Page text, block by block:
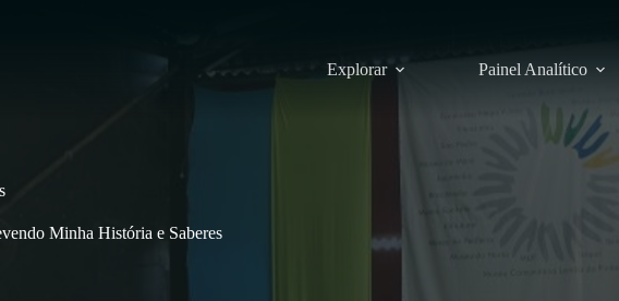
Explorar Painel Analítico
Minha História e Saberes